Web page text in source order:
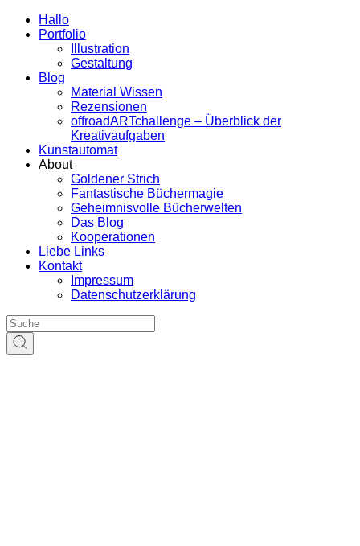
Hallo
Portfolio
Illustration
Gestaltung
Blog
Material Wissen
Rezensionen
offroadARTchallenge – Überblick der
Kreativaufgaben
Kunstautomat
About
Goldener Strich
Fantastische Büchermagie
Geheimnisvolle Bücherwelten
Das Blog
Kooperationen
Liebe Links
Kontakt
Impressum
Datenschutzerklärung